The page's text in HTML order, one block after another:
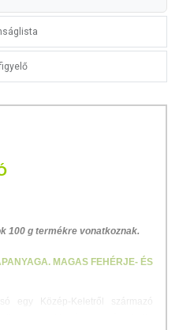
100 g termékre vonatkoznak.
MAGAS FEHÉRJE- ÉS
egy Közép-Keletről származó